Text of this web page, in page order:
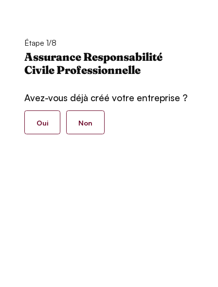
Étape 1/8
Assurance Responsabilité
Civile Professionnelle
Avez-vous déjà créé votre entreprise ?
Oui Non